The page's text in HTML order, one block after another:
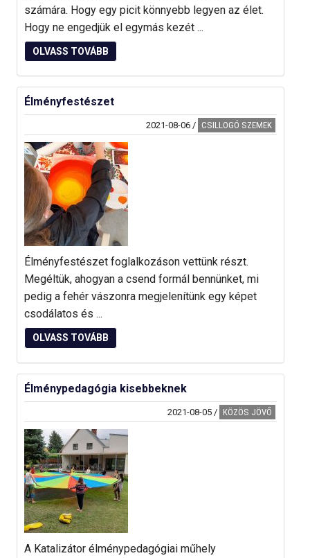
számára. Hogy egy picit könnyebb legyen az élet.
Hogy ne engedjük el egymás kezét ...
OLVASS TOVÁBB
Élményfestészet
2021-08-06/ CSILLOGÓ SZEMEK
Élményfestészet foglalkozáson vettünk részt.
Megéltük, ahogyan a csend formál bennünket, mi
pedig a fehér vászonra megjelenítünk egy képet
csodálatos és ...
OLVASS TOVÁBB
Élménypedagógia kisebbeknek
2021-08-05/ KÖZÖS JÖVŐ
A Katalizátor élménypedagógiai műhely